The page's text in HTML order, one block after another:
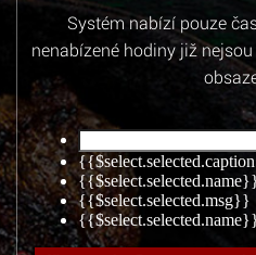
Systém nabízí pouze
nenabízené hodiny již